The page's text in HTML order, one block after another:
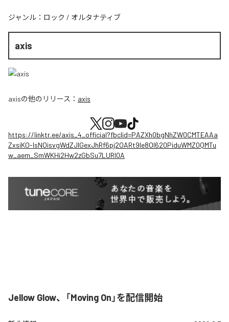
ジャンル： ロック / オルタナティブ
axis
axisの他のリリース： axis
https://linktr.ee/axis_4_official?fbclid=PAZXh0bgNhZW0CMTEAAa
ZxsiKO-IsNOisvgWdZJIGexJhRf6pj2OARt9le8OI620PiduWMZ0QMTu
w_aem_SmWKHi2Hw2zGbSu7LURI0A
Jellow Glow、「Moving On」を配信開始